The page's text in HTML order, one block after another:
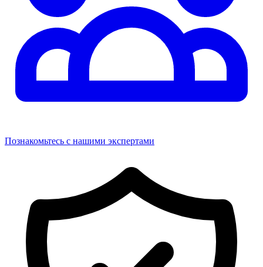
Познакомьтесь с нашими экспертами